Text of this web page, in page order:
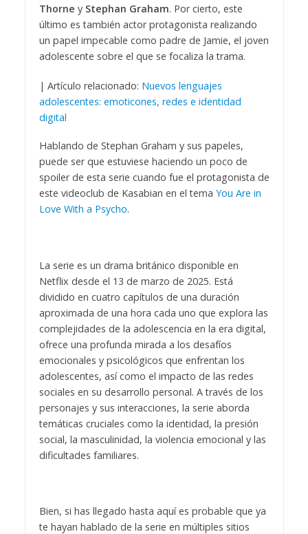
Thorne y Stephan Graham. Por cierto, este
último es también actor protagonista realizando
un papel impecable como padre de Jamie, el joven
adolescente sobre el que se focaliza la trama.
| Artículo relacionado: Nuevos lenguajes
adolescentes: emoticones, redes e identidad
digital
Hablando de Stephan Graham y sus papeles,
puede ser que estuviese haciendo un poco de
spoiler de esta serie cuando fue el protagonista de
este videoclub de Kasabian en el tema You Are in
Love With a Psycho.
La serie es un drama británico disponible en
Netflix desde el 13 de marzo de 2025. Está
dividido en cuatro capítulos de una duración
aproximada de una hora cada uno que explora las
complejidades de la adolescencia en la era digital,
ofrece una profunda mirada a los desafíos
emocionales y psicológicos que enfrentan los
adolescentes, así como el impacto de las redes
sociales en su desarrollo personal. A través de los
personajes y sus interacciones, la serie aborda
temáticas cruciales como la identidad, la presión
social, la masculinidad, la violencia emocional y las
dificultades familiares.
Bien, si has llegado hasta aquí es probable que ya
te hayan hablado de la serie en múltiples sitios